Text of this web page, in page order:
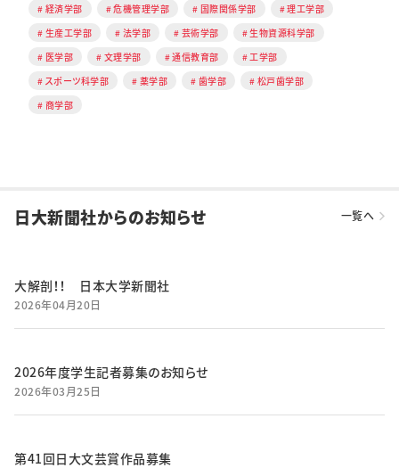
経済学部 危機管理学部 国際関係学部
理工学部
生産工学部
法学部 芸術学部
生物資源科学部
医学部
文理学部 通信教育部
工学部
スポーツ科学部
薬学部 歯学部
松戸歯学部
商学部
日大新聞社からのお知らせ 一覧へ
大解剖！！ 日本大学新聞社
2026年04月20日
2026年度学生記者募集のお知らせ
2026年03月25日
第41回日大文芸賞作品募集